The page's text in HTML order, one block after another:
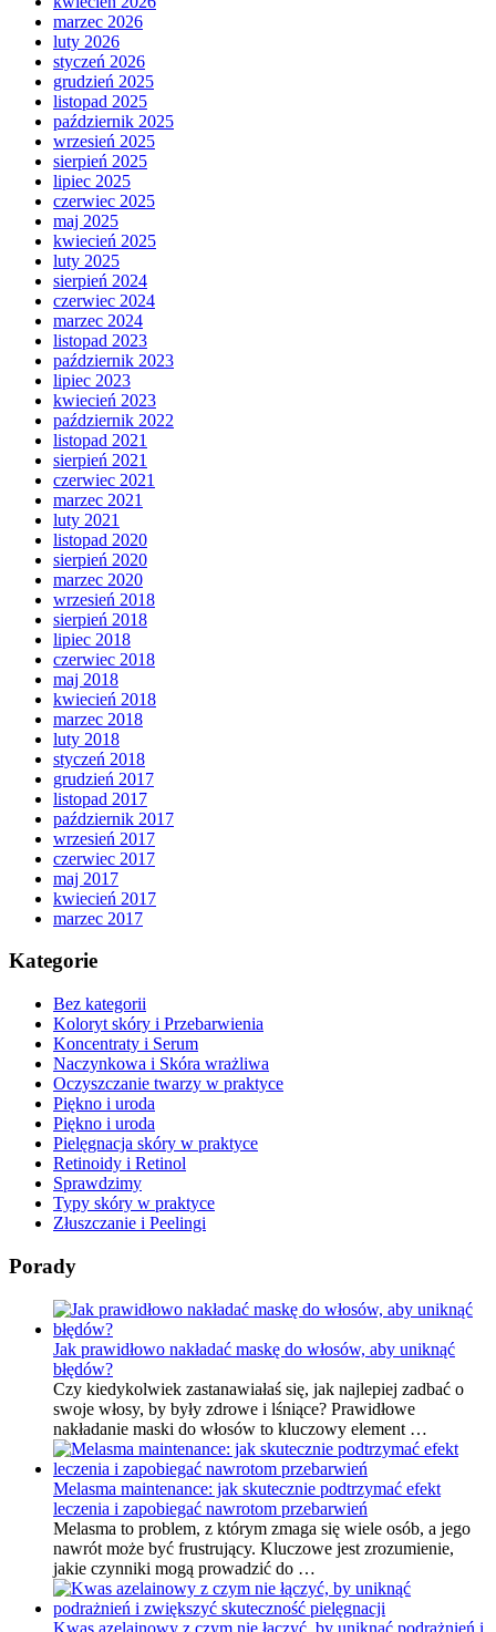
marzec 2026
luty 2026
styczeń 2026
grudzień 2025
listopad 2025
październik 2025
wrzesień 2025
sierpień 2025
lipiec 2025
czerwiec 2025
maj 2025
kwiecień 2025
luty 2025
sierpień 2024
czerwiec 2024
marzec 2024
listopad 2023
październik 2023
lipiec 2023
kwiecień 2023
październik 2022
listopad 2021
sierpień 2021
czerwiec 2021
marzec 2021
luty 2021
listopad 2020
sierpień 2020
marzec 2020
wrzesień 2018
sierpień 2018
lipiec 2018
czerwiec 2018
maj 2018
kwiecień 2018
marzec 2018
luty 2018
styczeń 2018
grudzień 2017
listopad 2017
październik 2017
wrzesień 2017
czerwiec 2017
maj 2017
kwiecień 2017
marzec 2017
Kategorie
Bez kategorii
Koloryt skóry i Przebarwienia
Koncentraty i Serum
Naczynkowa i Skóra wrażliwa
Oczyszczanie twarzy w praktyce
Piękno i uroda
Piękno i uroda
Pielęgnacja skóry w praktyce
Retinoidy i Retinol
Sprawdzimy
Typy skóry w praktyce
Złuszczanie i Peelingi
Porady
Jak prawidłowo nakładać maskę do włosów, aby uniknąć
błędów?
Czy kiedykolwiek zastanawiałaś się, jak najlepiej zadbać o
swoje włosy, by były zdrowe i lśniące? Prawidłowe
nakładanie maski do włosów to kluczowy element …
Melasma maintenance: jak skutecznie podtrzymać efekt
leczenia i zapobiegać nawrotom przebarwień
Melasma to problem, z którym zmaga się wiele osób, a jego
nawrót może być frustrujący. Kluczowe jest zrozumienie,
jakie czynniki mogą prowadzić do …
Kwas azelainowy z czym nie łączyć, by uniknąć podrażnień i